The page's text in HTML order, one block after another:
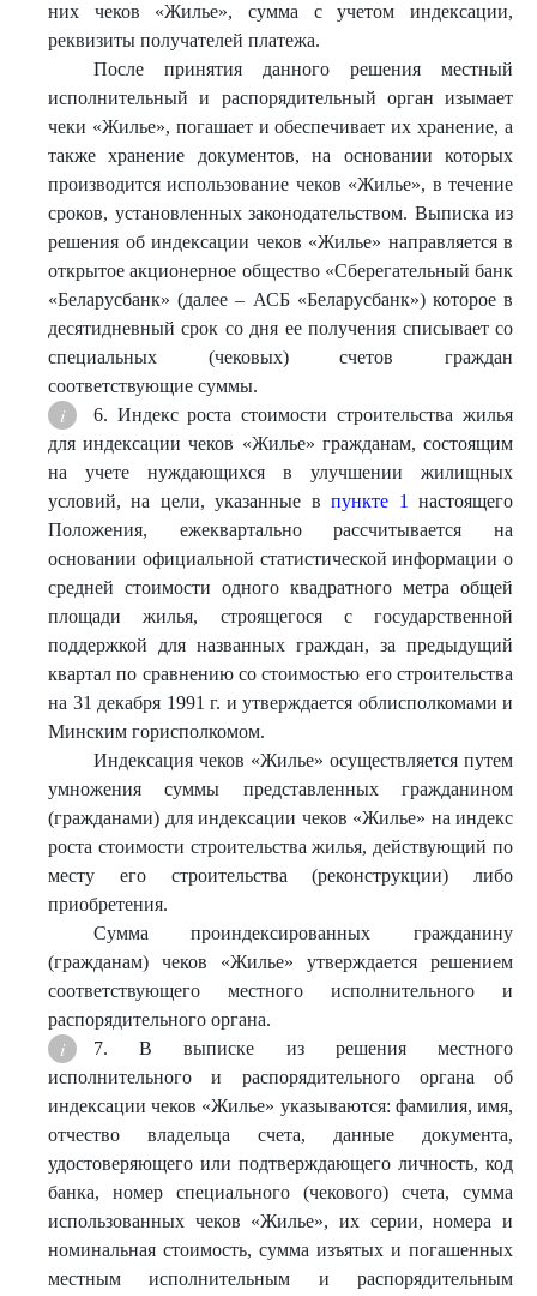
них чеков «Жилье», сумма с учетом индексации,
реквизиты получателей платежа.
После принятия данного решения местный
исполнительный и распорядительный орган изымает
чеки «Жилье», погашает и обеспечивает их хранение, а
также хранение документов, на основании которых
производится использование чеков «Жилье», в течение
сроков, установленных законодательством. Выписка из
решения об индексации чеков «Жилье» направляется в
открытое акционерное общество «Сберегательный банк
«Беларусбанк» (далее – АСБ «Беларусбанк») которое в
десятидневный срок со дня ее получения списывает со
специальных (чековых) счетов граждан
соответствующие суммы.
6. Индекс роста стоимости строительства жилья
для индексации чеков «Жилье» гражданам, состоящим
на учете нуждающихся в улучшении жилищных
условий, на цели, указанные впункте 1
настоящего
Положения, ежеквартально рассчитывается на
основании официальной статистической информации о
средней стоимости одного квадратного метра общей
площади жилья, строящегося с государственной
поддержкой для названных граждан, за предыдущий
квартал по сравнению со стоимостью его строительства
на 31 декабря 1991 г. и утверждается облисполкомами и
Минским горисполкомом.
Индексация чеков «Жилье» осуществляется путем
умножения суммы представленных гражданином
(гражданами) для индексации чеков «Жилье» на индекс
роста стоимости строительства жилья, действующий по
месту его строительства (реконструкции) либо
приобретения.
Сумма проиндексированных гражданину
(гражданам) чеков «Жилье» утверждается решением
соответствующего местного исполнительного и
распорядительного органа.
7. В выписке из решения местного
исполнительного и распорядительного органа об
индексации чеков «Жилье» указываются: фамилия, имя,
отчество владельца счета, данные документа,
удостоверяющего или подтверждающего личность, код
банка, номер специального (чекового) счета, сумма
использованных чеков «Жилье», их серии, номера и
номинальная стоимость, сумма изъятых и погашенных
местным исполнительным и распорядительным